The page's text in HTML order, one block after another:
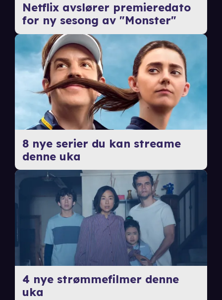
Netflix avslører premieredato
for ny sesong av "Monster"
8 nye serier du kan streame
denne uka
4 nye strømmefilmer denne
uka